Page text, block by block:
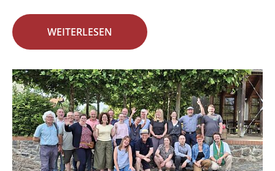
WEITERLESEN